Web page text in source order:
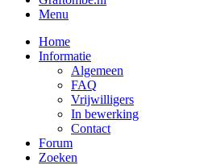
Menu
Home
Informatie
Algemeen
FAQ
Vrijwilligers
In bewerking
Contact
Forum
Zoeken